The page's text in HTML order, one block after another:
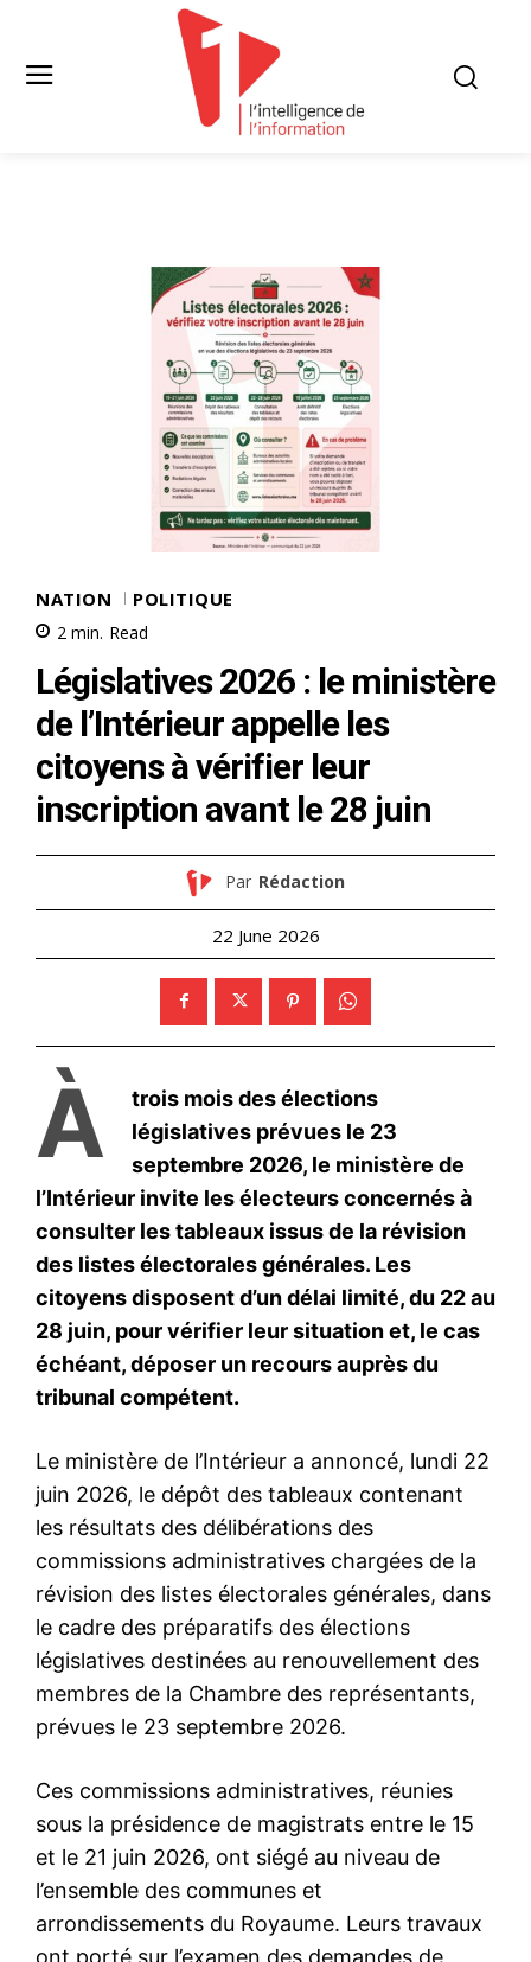
NATION POLITIQUE
2 min. Read
Législatives 2026 : le ministère
de l’Intérieur appelle les
citoyens à vérifier leur
inscription avant le 28 juin
Par Rédaction
22 June 2026
À
trois mois des élections
législatives prévues le 23
septembre 2026, le ministère de
l’Intérieur invite les électeurs concernés à
consulter les tableaux issus de la révision
des listes électorales générales. Les
citoyens disposent d’un délai limité, du 22 au
28 juin, pour vérifier leur situation et, le cas
échéant, déposer un recours auprès du
tribunal compétent.
Le ministère de l’Intérieur a annoncé, lundi 22
juin 2026, le dépôt des tableaux contenant
les résultats des délibérations des
commissions administratives chargées de la
révision des listes électorales générales, dans
le cadre des préparatifs des élections
législatives destinées au renouvellement des
membres de la Chambre des représentants,
prévues le 23 septembre 2026.
Ces commissions administratives, réunies
sous la présidence de magistrats entre le 15
et le 21 juin 2026, ont siégé au niveau de
l’ensemble des communes et
arrondissements du Royaume. Leurs travaux
ont porté sur l’examen des demandes de